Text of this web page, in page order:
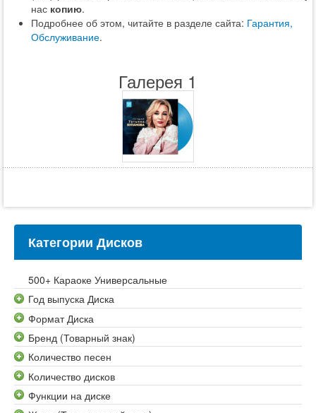
нас копию.
Подробнее об этом, читайте в разделе сайта: Гарантия,
Обслуживание.
Галерея 1
Категории Дисков
500+ Караоке Универсальные
Год выпуска Диска
Формат Диска
Бренд (Товарный знак)
Количество песен
Количество дисков
Функции на диске